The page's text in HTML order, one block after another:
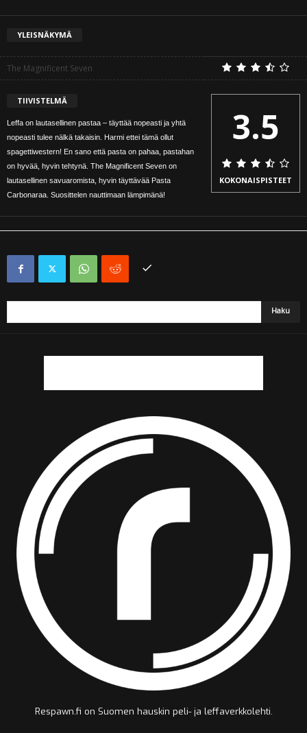
YLEISNÄKYMÄ
The Magnificent Seven
TIIVISTELMÄ
Leffa on lautasellinen pastaa – täyttää nopeasti ja yhtä
nopeasti tulee nälkä takaisin. Harmi ettei tämä ollut
spagettiwestern! En sano että pasta on pahaa, pastahan
on hyvää, hyvin tehtynä. The Magnificent Seven on
lautasellinen savuaromista, hyvin täyttävää Pasta
Carbonaraa. Suosittelen nauttimaan lämpimänä!
3.5
KOKONAISPISTEET
Respawn.fi on Suomen hauskin peli- ja leffaverkkolehti.